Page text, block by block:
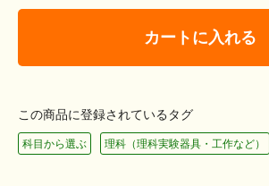
カートに入れる
この商品に登録されているタグ
科目から選ぶ 理科（理科実験器具・工作など）